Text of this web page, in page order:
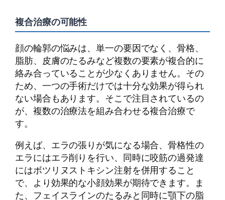
複合治療の可能性
顔の輪郭の悩みは、単一の要因でなく、骨格、
脂肪、皮膚のたるみなど複数の要素が複合的に
絡み合っていることが少なくありません。その
ため、一つの手術だけでは十分な効果が得られ
ない場合もあります。そこで注目されているの
が、複数の治療法を組み合わせる複合治療で
す。
例えば、エラの張りが気になる場合、骨格性の
エラにはエラ削りを行い、同時に咬筋の過発達
にはボツリヌストキシン注射を併用すること
で、より効果的な小顔効果が期待できます。ま
た、フェイスラインのたるみと同時に顎下の脂